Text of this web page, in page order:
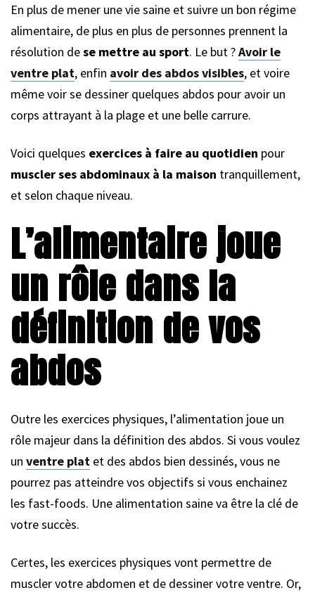
En plus de mener une vie saine et suivre un bon régime
alimentaire, de plus en plus de personnes prennent la
résolution dese mettre au sport. Le but ?Avoir le
ventre plat, enfin avoir des abdos visibles, et voire
même voir se dessiner quelques abdos pour avoir un
corps attrayant à la plage et une belle carrure.
Voici quelques exercices à faire au quotidien pour
muscler ses abdominaux à la maison tranquillement,
et selon chaque niveau.
L’alimentaire joue
un rôle dans la
définition de vos
abdos
Outre les exercices physiques, l’alimentation joue un
rôle majeur dans la définition des abdos. Si vous voulez
un ventre plat et des abdos bien dessinés, vous ne
pourrez pas atteindre vos objectifs si vous enchainez
les fast-foods. Une alimentation saine va être la clé de
votre succès.
Certes, les exercices physiques vont permettre de
muscler votre abdomen et de dessiner votre ventre. Or,